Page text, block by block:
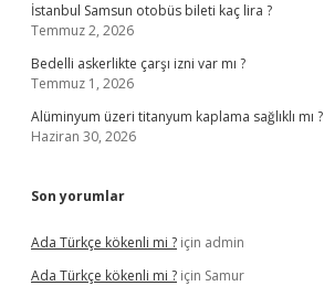
İstanbul Samsun otobüs bileti kaç lira ?
Temmuz 2, 2026
Bedelli askerlikte çarşı izni var mı ?
Temmuz 1, 2026
Alüminyum üzeri titanyum kaplama sağlıklı mı ?
Haziran 30, 2026
Son yorumlar
Ada Türkçe kökenli mi ? için admin
Ada Türkçe kökenli mi ? için Samur